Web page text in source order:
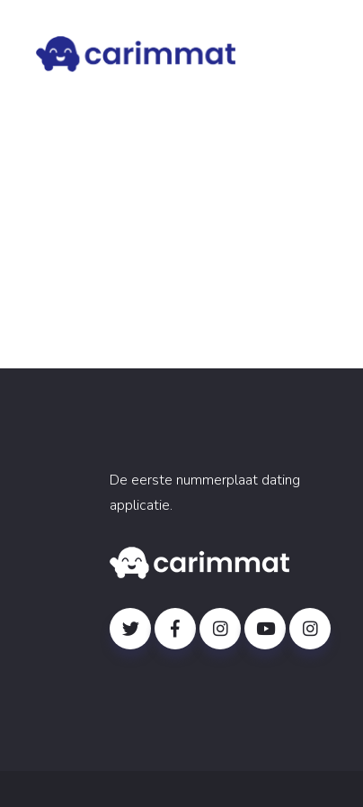
De eerste nummerplaat dating
applicatie.